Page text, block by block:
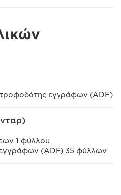
τροφοδότης εγγράφων (ADF)
1 φύλλου
(ADF) 35 φύλλων